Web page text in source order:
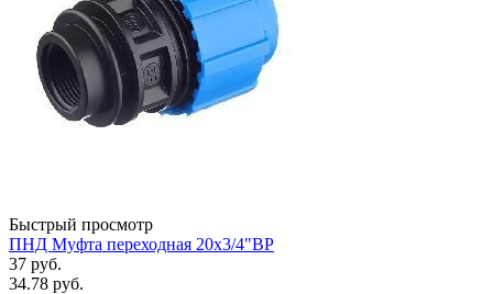
Быстрый просмотр
ПНД Муфта переходная 20х3/4"ВР
37 руб.
34.78 руб.